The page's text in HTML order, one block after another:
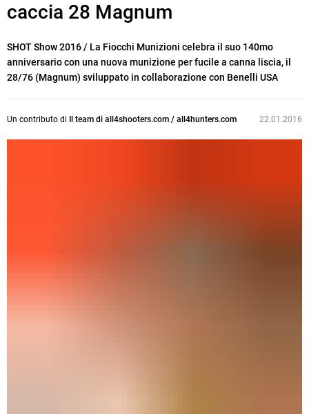
caccia 28 Magnum
SHOT Show 2016/ La Fiocchi Munizioni celebra il suo 140mo
anniversario con una nuova munizione per fucile a canna liscia, il
28/76 (Magnum) sviluppato in collaborazione con Benelli USA
Un contributo di Il team di all4shooters.com / all4hunters.com 22.01.2016